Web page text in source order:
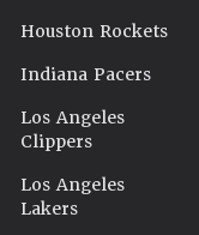
Houston Rockets
Indiana Pacers
Los Angeles
Clippers
Los Angeles
Lakers